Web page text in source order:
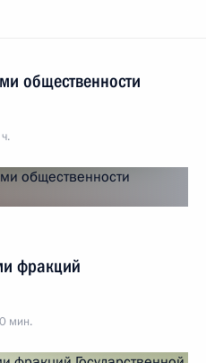
общественности
фракций
мин.